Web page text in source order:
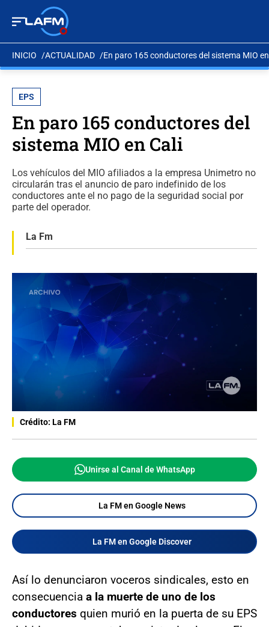
INICIO ACTUALIDAD En paro 165 conductores del sistema MIO
EPS
En paro 165 conductores del
sistema MIO en Cali
Los vehículos del MIO afiliados a la empresa Unimetro no
circularán tras el anuncio de paro indefinido de los
conductores ante el no pago de la seguridad social por
parte del operador.
La Fm
Crédito: La FM
Unirse al Canal de WhatsApp
La FM en Google News
La FM en Google Discover
Así lo denunciaron voceros sindicales, esto en
consecuencia a la muerte de uno de los
conductores quien murió en la puerta de su EPS